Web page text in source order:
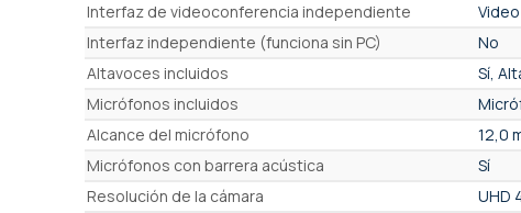
Interfaz de videoconferencia independiente
Interfaz independiente (funciona sin PC)
No
Altavoces incluidos
Sí,
Micrófonos incluidos
Alcance del micrófono
12,0
Micrófonos con barrera acústica
Sí
Resolución de la cámara
UHD